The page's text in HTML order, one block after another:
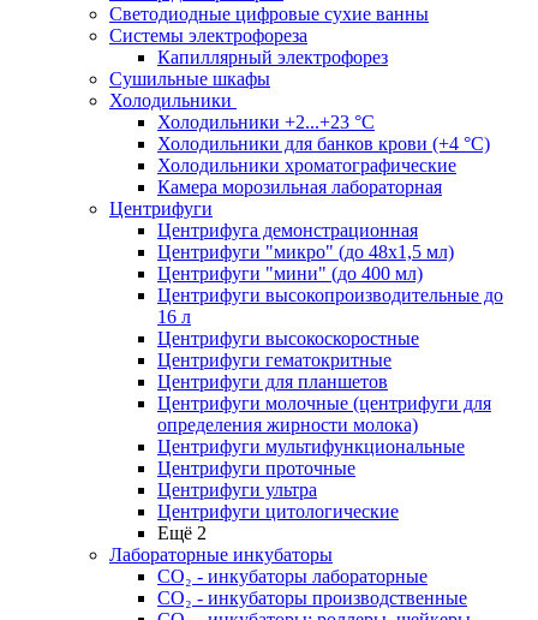
Светодиодные цифровые сухие ванны
Системы электрофореза
Капиллярный электрофорез
Сушильные шкафы
Холодильники
Холодильники +2...+23 °С
Холодильники для банков крови (+4 °С)
Холодильники хроматографические
Камера морозильная лабораторная
Центрифуги
Центрифуга демонстрационная
Центрифуги "микро" (до 48x1,5 мл)
Центрифуги "мини" (до 400 мл)
Центрифуги высокопроизводительные до
16 л
Центрифуги высокоскоростные
Центрифуги гематокритные
Центрифуги для планшетов
Центрифуги молочные (центрифуги для
определения жирности молока)
Центрифуги мультифункциональные
Центрифуги проточные
Центрифуги ультра
Центрифуги цитологические
Ещё 2
Лабораторные инкубаторы
СО₂ - инкубаторы лабораторные
СО₂ - инкубаторы производственные